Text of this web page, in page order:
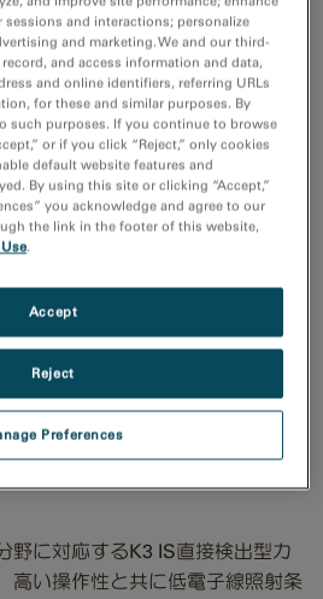
を用いた低電
高速その場
野に対応するK3 IS直接検出型カ
高い操作性と共に低電子線照射条
sessions and interactions; personalize
and marketing. We and our third-
and access information and data,
and online identifiers, referring URLs
for these and similar purposes. By
such purposes. If you continue to browse
or if you click “Reject,” only cookies
default website features and
By using this site or clicking “Accept,”
you acknowledge and agree to our
the link in the footer of this website,
.
Preferences
Reject
Accept